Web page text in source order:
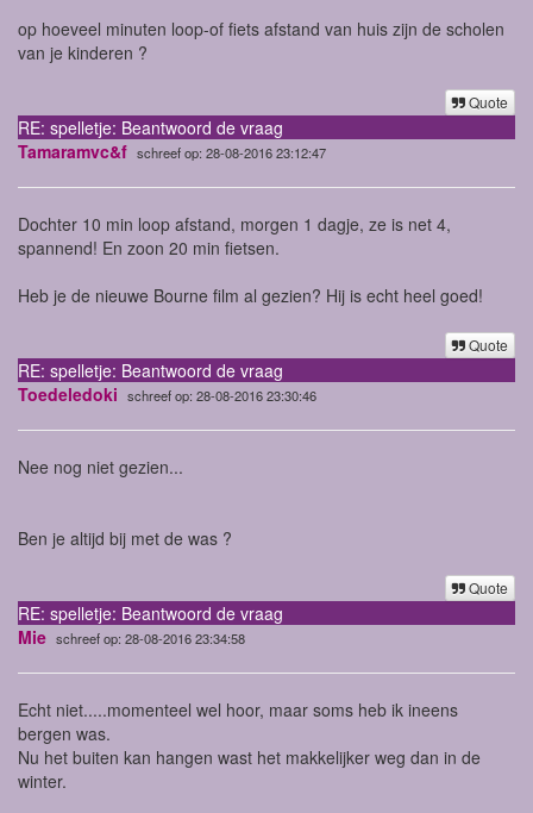
op hoeveel minuten loop-of fiets afstand van huis zijn de scholen
van je kinderen ?
Quote
RE: spelletje: Beantwoord de vraag
Tamaramvc&f schreef op: 28-08-2016 23:12:47
Dochter 10 min loop afstand, morgen 1 dagje, ze is net 4,
spannend! En zoon 20 min fietsen.
Heb je de nieuwe Bourne film al gezien? Hij is echt heel goed!
Quote
RE: spelletje: Beantwoord de vraag
Toedeledoki schreef op: 28-08-2016 23:30:46
Nee nog niet gezien...
Ben je altijd bij met de was ?
Quote
RE: spelletje: Beantwoord de vraag
Mie schreef op: 28-08-2016 23:34:58
Echt niet.....momenteel wel hoor, maar soms heb ik ineens
bergen was.
Nu het buiten kan hangen wast het makkelijker weg dan in de
winter.